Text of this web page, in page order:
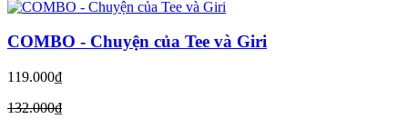
COMBO - Chuyện của Tee và Giri
119.000₫
132.000₫